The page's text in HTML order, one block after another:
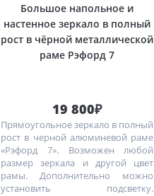
Большое напольное и
настенное зеркало в полный
рост в чёрной металлической
раме Рэфорд 7
19 800₽
Прямоугольное зеркало в полный
рост в черной алюминевой раме
«Рэфорд 7». Возможен любой
размер зеркала и другой цвет
рамы. Дополнительно можно
установить подсветку.